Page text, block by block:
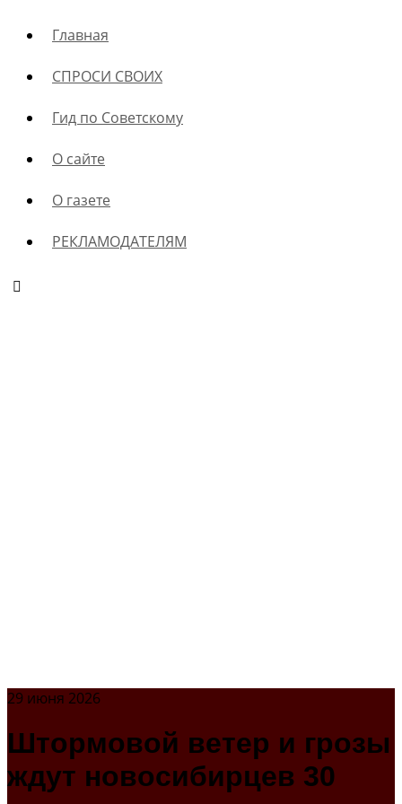
Главная
СПРОСИ СВОИХ
Гид по Советскому
О сайте
О газете
РЕКЛАМОДАТЕЛЯМ
29 июня 2026
Штормовой ветер и грозы
ждут новосибирцев 30